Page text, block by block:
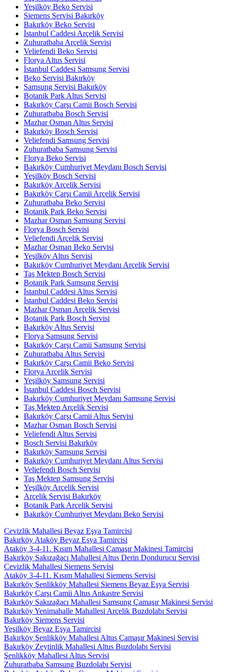
Yeşilköy Beko Servisi
Siemens Servisi Bakırköy
Bakırköy Beko Servisi
İstanbul Caddesi Arçelik Servisi
Zuhuratbaba Arçelik Servisi
Veliefendi Beko Servisi
Florya Altus Servisi
İstanbul Caddesi Samsung Servisi
Beko Servisi Bakırköy
Samsung Servisi Bakırköy
Botanik Park Altus Servisi
Bakırköy Çarşı Camii Bosch Servisi
Zuhuratbaba Bosch Servisi
Mazhar Osman Altus Servisi
Bakırköy Bosch Servisi
Veliefendi Samsung Servisi
Zuhuratbaba Samsung Servisi
Florya Beko Servisi
Bakırköy Cumhuriyet Meydanı Bosch Servisi
Yeşilköy Bosch Servisi
Bakırköy Arçelik Servisi
Bakırköy Çarşı Camii Arçelik Servisi
Zuhuratbaba Beko Servisi
Botanik Park Beko Servisi
Mazhar Osman Samsung Servisi
Florya Bosch Servisi
Veliefendi Arçelik Servisi
Mazhar Osman Beko Servisi
Yeşilköy Altus Servisi
Bakırköy Cumhuriyet Meydanı Arçelik Servisi
Taş Mektep Bosch Servisi
Botanik Park Samsung Servisi
İstanbul Caddesi Altus Servisi
İstanbul Caddesi Beko Servisi
Mazhar Osman Arçelik Servisi
Botanik Park Bosch Servisi
Bakırköy Altus Servisi
Florya Samsung Servisi
Bakırköy Çarşı Camii Samsung Servisi
Zuhuratbaba Altus Servisi
Bakırköy Çarşı Camii Beko Servisi
Florya Arçelik Servisi
Yeşilköy Samsung Servisi
İstanbul Caddesi Bosch Servisi
Bakırköy Cumhuriyet Meydanı Samsung Servisi
Taş Mektep Arçelik Servisi
Bakırköy Çarşı Camii Altus Servisi
Mazhar Osman Bosch Servisi
Veliefendi Altus Servisi
Bosch Servisi Bakırköy
Bakırköy Samsung Servisi
Bakırköy Cumhuriyet Meydanı Altus Servisi
Veliefendi Bosch Servisi
Taş Mektep Samsung Servisi
Yeşilköy Arçelik Servisi
Arçelik Servisi Bakırköy
Botanik Park Arçelik Servisi
Bakırköy Cumhuriyet Meydanı Beko Servisi
Cevizlik Mahallesi Beyaz Eşya Tamircisi
Bakırköy Ataköy Beyaz Eşya Tamircisi
Ataköy 3-4-11. Kısım Mahallesi Çamaşır Makinesi Tamircisi
Bakırköy Sakızağacı Mahallesi Altus Derin Dondurucu Servisi
Cevizlik Mahallesi Siemens Servisi
Ataköy 3-4-11. Kısım Mahallesi Siemens Servisi
Bakırköy Şenlikköy Mahallesi Siemens Beyaz Eşya Servisi
Bakırköy Çarşı Camii Altus Ankastre Servisi
Bakırköy Sakızağacı Mahallesi Samsung Çamaşır Makinesi Servisi
Bakırköy Yenimahalle Mahallesi Arçelik Buzdolabı Servisi
Bakırköy Siemens Servisi
Yeşilköy Beyaz Eşya Tamircisi
Bakırköy Şenlikköy Mahallesi Altus Çamaşır Makinesi Servisi
Bakırköy Zeytinlik Mahallesi Altus Buzdolabı Servisi
Şenlikköy Mahallesi Altus Servisi
Zuhuratbaba Samsung Buzdolabı Servisi